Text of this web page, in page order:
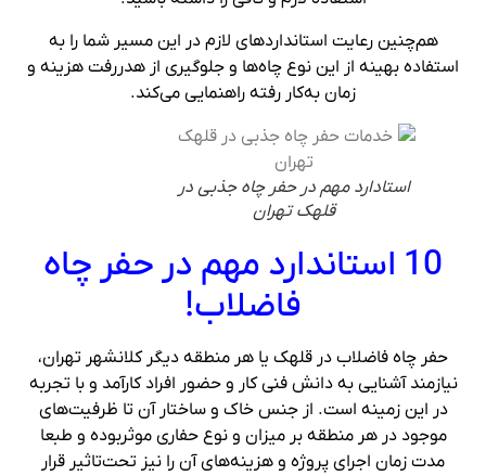
هم‌چنین رعایت استانداردهای لازم در این مسیر شما را به
استفاده بهینه از این نوع چاه‌ها و جلوگیری از هدررفت هزینه و
زمان به‌کار رفته راهنمایی می‌کند.
استادارد مهم در حفر چاه جذبی در
قلهک تهران
10 استاندارد مهم در حفر چاه
فاضلاب!
حفر چاه فاضلاب در قلهک یا هر منطقه دیگر کلانشهر تهران،
نیازمند آشنایی به دانش فنی کار و حضور افراد کارآمد و با تجربه
در این زمینه است. از جنس خاک و ساختار آن تا ظرفیت‌های
موجود در هر منطقه بر میزان و نوع حفاری موثربوده و طبعا
مدت زمان اجرای پروژه و هزینه‌های آن را نیز تحت‌تاثیر قرار